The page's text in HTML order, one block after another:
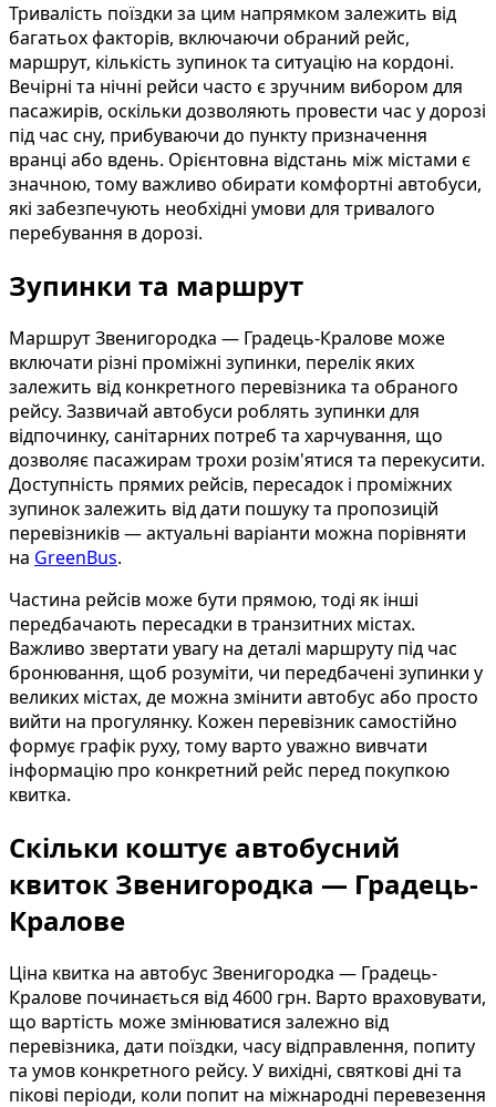
Тривалість поїздки за цим напрямком залежить від
багатьох факторів, включаючи обраний рейс,
маршрут, кількість зупинок та ситуацію на кордоні.
Вечірні та нічні рейси часто є зручним вибором для
пасажирів, оскільки дозволяють провести час у дорозі
під час сну, прибуваючи до пункту призначення
вранці або вдень. Орієнтовна відстань між містами є
значною, тому важливо обирати комфортні автобуси,
які забезпечують необхідні умови для тривалого
перебування в дорозі.
Зупинки та маршрут
Маршрут Звенигородка — Градець-Кралове може
включати різні проміжні зупинки, перелік яких
залежить від конкретного перевізника та обраного
рейсу. Зазвичай автобуси роблять зупинки для
відпочинку, санітарних потреб та харчування, що
дозволяє пасажирам трохи розім'ятися та перекусити.
Доступність прямих рейсів, пересадок і проміжних
зупинок залежить від дати пошуку та пропозицій
перевізників — актуальні варіанти можна порівняти
на GreenBus.
Частина рейсів може бути прямою, тоді як інші
передбачають пересадки в транзитних містах.
Важливо звертати увагу на деталі маршруту під час
бронювання, щоб розуміти, чи передбачені зупинки у
великих містах, де можна змінити автобус або просто
вийти на прогулянку. Кожен перевізник самостійно
формує графік руху, тому варто уважно вивчати
інформацію про конкретний рейс перед покупкою
квитка.
Скільки коштує автобусний
квиток Звенигородка — Градець-
Кралове
Ціна квитка на автобус Звенигородка — Градець-
Кралове починається від 4600 грн. Варто враховувати,
що вартість може змінюватися залежно від
перевізника, дати поїздки, часу відправлення, попиту
та умов конкретного рейсу. У вихідні, святкові дні та
пікові періоди, коли попит на міжнародні перевезення